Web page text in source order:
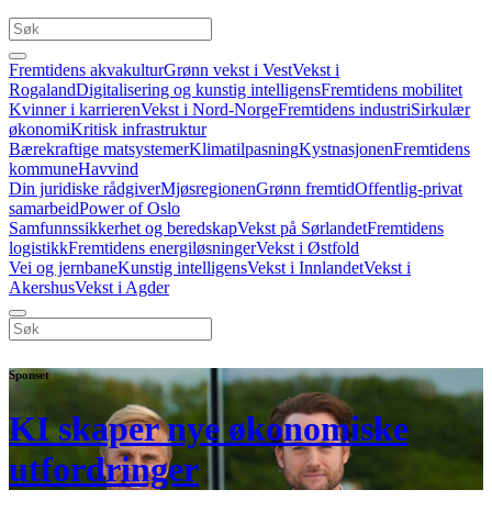
Fremtidens akvakulturGrønn vekst i VestVekst i
RogalandDigitalisering og kunstig intelligensFremtidens mobilitet
Kvinner i karrierenVekst i Nord-NorgeFremtidens industriSirkulær
økonomiKritisk infrastruktur
Bærekraftige matsystemerKlimatilpasningKystnasjonenFremtidens
kommuneHavvind
Din juridiske rådgiverMjøsregionenGrønn fremtidOffentlig-privat
samarbeidPower of Oslo
Samfunnssikkerhet og beredskapVekst på SørlandetFremtidens
logistikkFremtidens energiløsningerVekst i Østfold
Vei og jernbaneKunstig intelligensVekst i InnlandetVekst i
AkershusVekst i Agder
Sponset
KI skaper nye økonomiske
utfordringer